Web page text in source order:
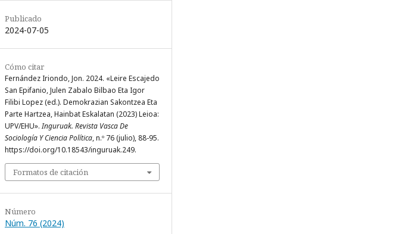
Publicado
2024-07-05
Cómo citar
Fernández Iriondo, Jon. 2024. «Leire Escajedo
San Epifanio, Julen Zabalo Bilbao Eta Igor
Filibi Lopez (ed.). Demokrazian Sakontzea Eta
Parte Hartzea, Hainbat Eskalatan (2023) Leioa:
UPV/EHU».Inguruak. Revista Vasca De
Sociología Y Ciencia Política, n.º 76 (julio), 88-95.
https://doi.org/10.18543/inguruak.249.
Formatos de citación
Número
Núm. 76 (2024)